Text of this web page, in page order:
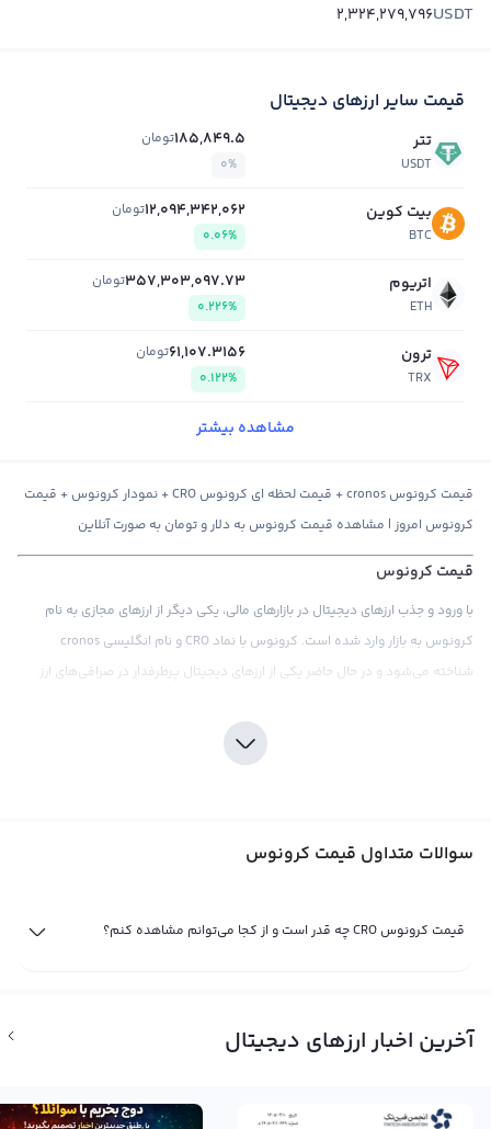
USDT
2,324,279,796
قیمت سایر ارزهای دیجیتال
تتر
USDT
185,849.5تومان
0%
بیت کوین
BTC
12,094,342,062تومان
0.06%
اتریوم
ETH
357,303,097.73تومان
0.226%
ترون
TRX
61,107.3156تومان
0.122%
مشاهده بیشتر
قیمت کرونوس cronos + قیمت لحظه ای کرونوس CRO + نمودار کرونوس + قیمت
کرونوس امروز | مشاهده قیمت کرونوس به دلار و تومان به صورت آنلاین
قیمت کرونوس
با ورود و جذب ارزهای دیجیتال در بازارهای مالی، یکی دیگر از ارزهای مجازی به نام
کرونوس به بازار وارد شده است. کرونوس با نماد CRO و نام انگلیسی cronos
شناخته می‌شود و در حال حاضر یکی از ارزهای دیجیتال پرطرفدار در صرافی‌های ارز
برای سرمایه‌گذاران جذابیت بسیاری دارد و بسیاری از افراد به دنبال روند نمودار قیمت
اقتصادی، سیاسی یا فاندامنتال می‌توانند باعث افزایش یا کاهش قیمت کرونوس در
قیمت این ارز دیجیتال مطرح است. به عنوان مثال، تقاضای بالا و عرضه پایین می‌تواند
قیمت لحظه ای کرونوس حاصل خرید و فروش لحظه ای کرونوس در بازار ارز دیجیتال
سوالات متداول قیمت کرونوس
قیمت کرونوس CRO چه قدر است و از کجا می‌توانم مشاهده کنم؟
آخرین اخبار ارزهای دیجیتال